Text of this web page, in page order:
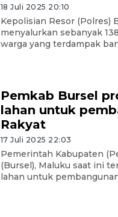
18 Juli 2025 20:10
Kepolisian Resor (Polres)
menyalurkan sebanyak
warga yang terdampak
Pemkab Bursel
lahan untuk
Rakyat
17 Juli 2025 22:03
Pemerintah Kabupaten
(Bursel), Maluku saat ini
lahan untuk
5 Mei 2026